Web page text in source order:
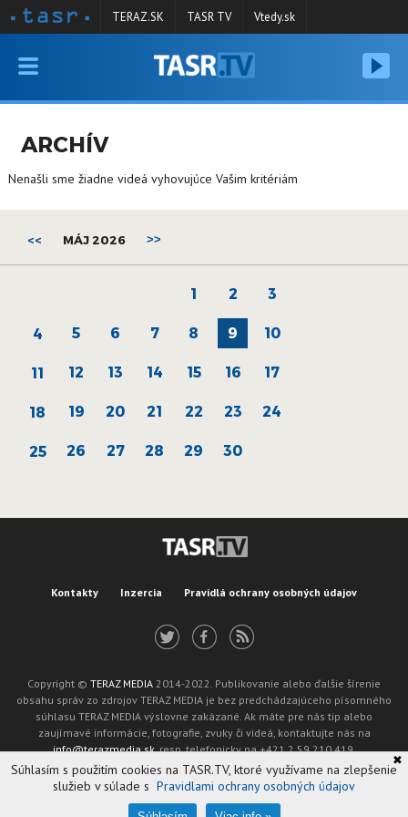
VYSIELANIE
SPRAVODAJSTVO
KONTAKT
TERAZ.SK TASR TV Vtedy.sk
ARCHÍV
Nenašli sme žiadne videá vyhovujúce Vašim kritériám
<< MÁJ 2026 >>
1 2 3
4 5 6 7 8 9 10
11 12 13 14 15 16 17
18 19 20 21 22 23 24
25 26 27 28 29 30
Kontakty Inzercia Pravidlá ochrany osobných údajov
Copyright © TERAZ MEDIA 2014-2022. Publikovanie alebo ďalšie šírenie
obsahu správ zo zdrojov TERAZ MEDIA je bez predchádzajúceho písomného
súhlasu TERAZ MEDIA výslovne zakázané. Ak máte pre nás tip alebo
zaujímavé informácie, fotografie, zvuky či videá, kontaktujte nás na
info@terazmedia.sk, resp. telefonicky na +421 2 59 210 419.
Žiadosť o zverejnenie opravy v zmysle zákona o publikáciách je možné zaslať
na adresu oprava@tasr.sk.
Súhlasím s použitím cookies na TASR.TV, ktoré využívame na zlepšenie
služieb v súlade s Pravidlami ochrany osobných údajov
✖